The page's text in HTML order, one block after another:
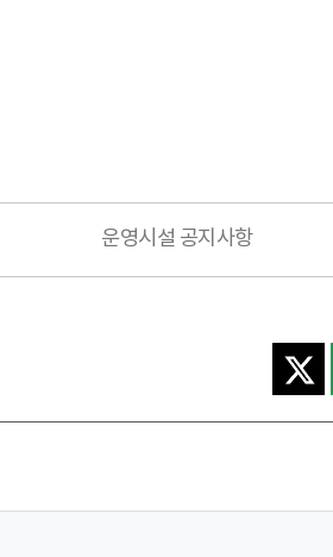
운영시설 공지사항